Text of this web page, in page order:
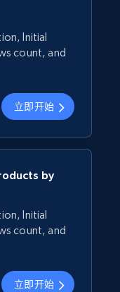
Initial
count, and
立即开始
by
Initial
count, and
立即开始